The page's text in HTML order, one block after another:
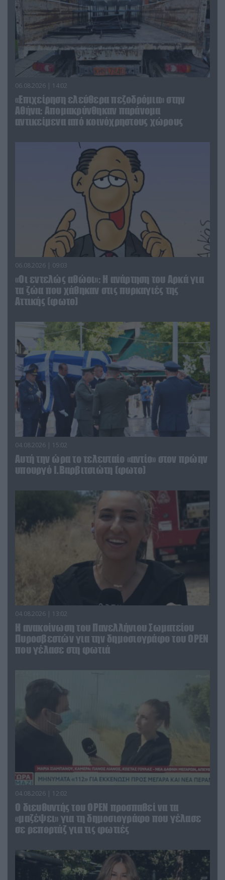
06.08.2026 | 14:02
«Επιχείρηση ελεύθερα πεζοδρόμια» στην
Αθήνα: Απομακρύνθηκαν παράνομα
αντικείμενα από κοινόχρηστους χώρους
06.08.2026 | 09:03
«Οι εντελώς αθώοι»: Η ανάρτηση του Αρκά για
τα ζώα που χάθηκαν στις πυρκαγιές της
Αττικής (φωτο)
04.08.2026 | 15:02
Αυτή την ώρα το τελευταίο «αντίο» στον πρώην
υπουργό Ι.Βαρβιτσιώτη (φωτο)
04.08.2026 | 13:02
Η ανακοίνωση του Πανελλήνιου Σωματείου
Πυροσβεστών για την δημοσιογράφο του OPEN
που γέλασε στη φωτιά
04.08.2026 | 12:02
O διευθυντής του OPEN προσπαθεί να τα
«μαζέψει» για τη δημοσιογράφο που γέλασε
σε ρεπορτάζ για τις φωτιές